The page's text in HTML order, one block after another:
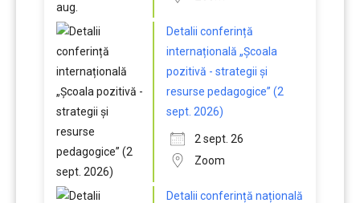
Detalii conferință
internațională „Școala
pozitivă - strategii și
resurse pedagogice” (2
sept. 2026)
2 sept. 26
Zoom
Detalii conferință națională